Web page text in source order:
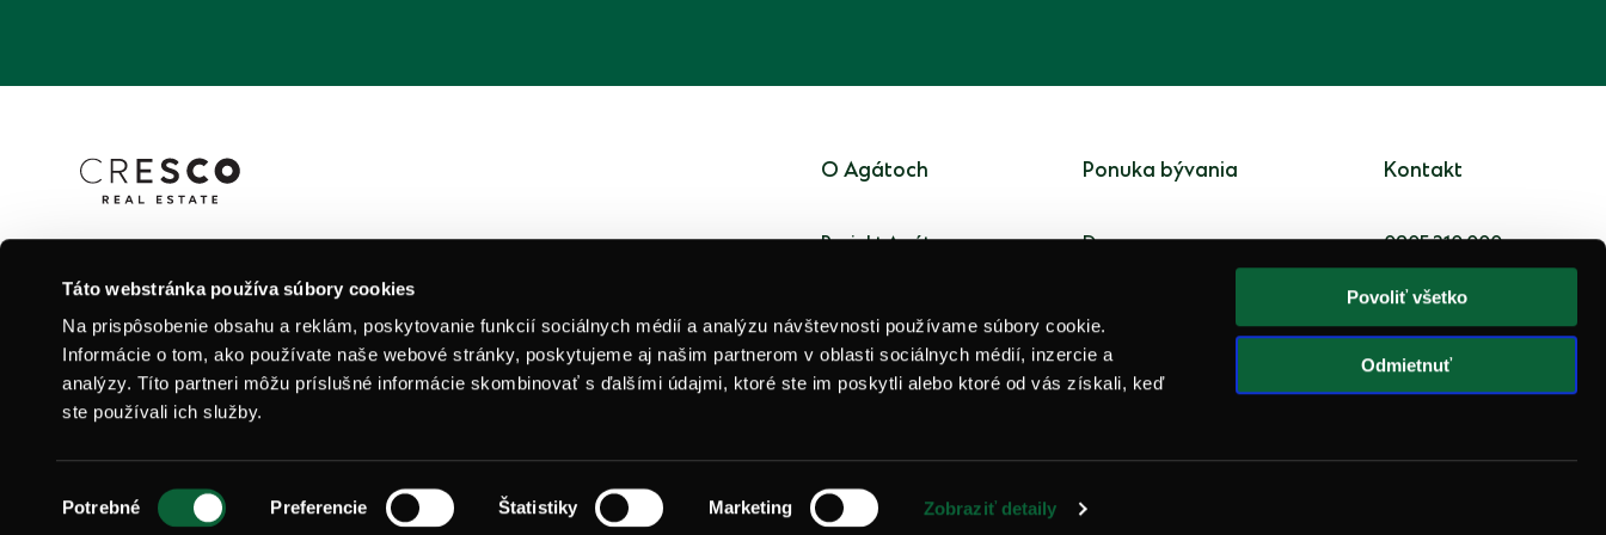
Táto webstránka používa súbory cookies
Na prispôsobenie obsahu a reklám, poskytovanie funkcií sociálnych médií a analýzu návštevnosti používame súbory cookie.
Informácie o tom, ako používate naše webové stránky, poskytujeme aj našim partnerom v oblasti sociálnych médií, inzercie a
analýzy. Títo partneri môžu príslušné informácie skombinovať s ďalšími údajmi, ktoré ste im poskytli alebo ktoré od vás získali, keď
ste používali ich služby.
súhlasu
Potrebné Preferencie Štatistiky Marketing Zobraziť detaily
Povoliť všetko
Odmietnuť
charakter a nemusia v plnom rozsahu zodpovedať skutočnosti.
0905 210 000
O Agátoch
Projekt Agáty
Lokalita
Iné projekty
Ponuka bývania
Domy
Investičné bývanie
Kontakt
0905 210 000
agaty@agaty.sk